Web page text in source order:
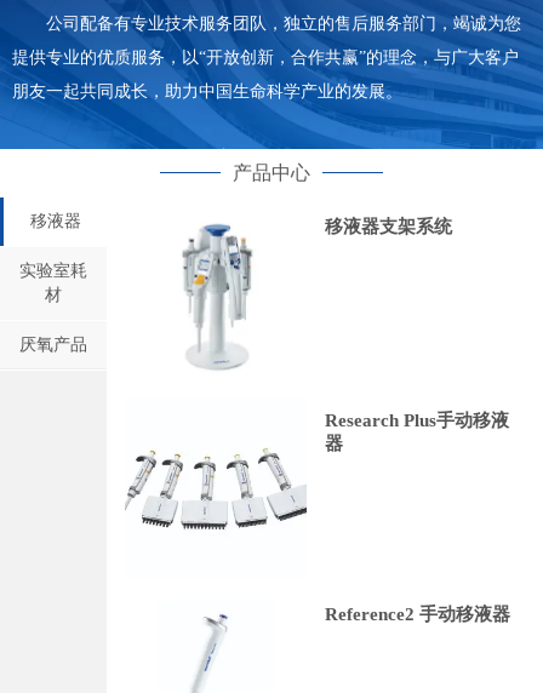
公司配备有专业技术服务团队，独立的售后服务部门，竭诚为您
提供专业的优质服务，以“开放创新，合作共赢”的理念，与广大客户
朋友一起共同成长，助力中国生命科学产业的发展。
产品中心
移液器
实验室耗
材
厌氧产品
移液器支架系统
Research Plus手动移液
器
Reference2 手动移液器